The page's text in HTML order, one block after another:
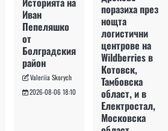
Иван
Пепеляшко
от
Болградския
район
Valeriia Skorych
2026-08-06 18:10
поразиха през
нощта
логистични
центрове на
Wildberries в
Котовск,
Тамбовска
област, и в
Електростал,
Московска